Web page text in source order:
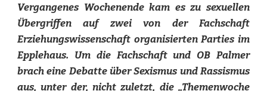
Vergangenes Wochenende kam es zu sexuellen
Übergriffen auf zwei von der Fachschaft
Erziehungswissenschaft organisierten Parties im
Epplehaus. Um die Fachschaft und OB Palmer
brach eine Debatte über Sexismus und Rassismus
aus, unter der, nicht zuletzt, die „Themenwoche